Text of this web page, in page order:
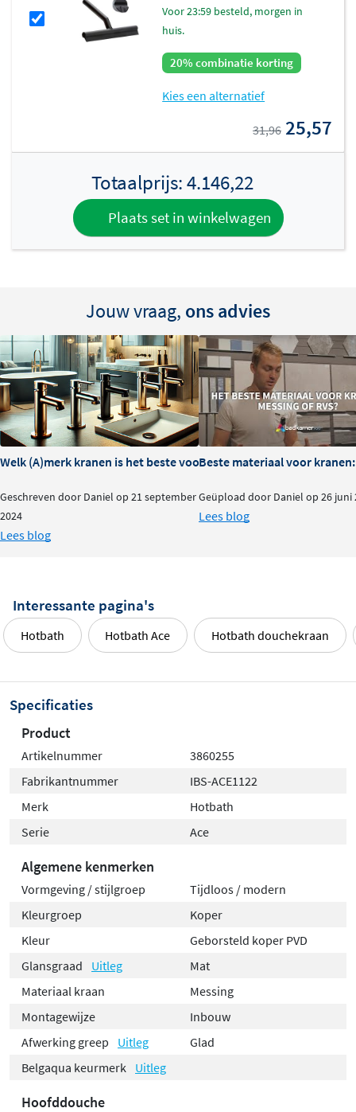
voor 23:59 besteld, morgen in
huis.
20% combinatie korting
Kies een alternatief
31,96 25,57
Totaalprijs:4.146,22
Plaats set in winkelwagen
Jouw vraag, ons advies
Welk (A)merk kranen is het beste voor je badkamer?
Geschreven door Daniel op 21 september
2024
Lees blog
Beste materiaal voor kranen:
Geüpload door Daniel op 26 juni
Lees blog
Interessante pagina's
Hotbath Hotbath Ace Hotbath douchekraan
Specificaties
Product
Artikelnummer
3860255
Fabrikantnummer
IBS-ACE1122
Merk
Hotbath
Serie
Ace
Algemene kenmerken
Vormgeving / stijlgroep
Tijdloos / modern
Kleurgroep
Koper
Kleur
Geborsteld koper PVD
Glansgraad
Uitleg
Mat
Materiaal kraan
Messing
Montagewijze
Inbouw
Afwerking greep
Uitleg
Glad
Belgaqua keurmerk
Uitleg
Hoofddouche